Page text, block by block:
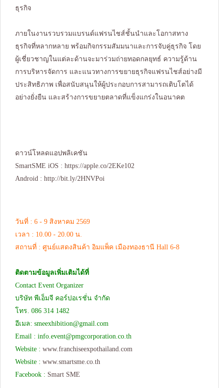
ธุรกิจ
ภายในงานรวบรวมแบรนด์แฟรนไชส์ชั้นนำและโอกาสทาง
ธุรกิจที่หลากหลาย พร้อมกิจกรรมสัมมนาและการจับคู่ธุรกิจ โดย
ผู้เชี่ยวชาญในแต่ละด้านจะมาร่วมถ่ายทอดกลยุทธ์ ความรู้ด้าน
การบริหารจัดการ และแนวทางการขยายธุรกิจแฟรนไชส์อย่างมี
ประสิทธิภาพ เพื่อสนับสนุนให้ผู้ประกอบการสามารถเติบโตได้
อย่างยั่งยืน และสร้างการขยายตลาดที่แข็งแกร่งในอนาคต
ดาวน์โหลดแอปพลิเคชัน
SmartSME iOS : https://apple.co/2EKe102
Android : http://bit.ly/2HNVPoi
วันที่ : 6 - 9 สิงหาคม 2569
เวลา : 10.00 - 20.00 น.
สถานที่ : ศูนย์แสดงสินค้า อิมแพ็ค เมืองทองธานี Hall 6-8
ติดตามข้อมูลเพิ่มเติมได้ที่
Contact Event Organizer
บริษัท พีเอ็มจี คอร์ปอเรชั่น จำกัด
โทร. 086 314 1482
อีเมล: smeexhibition@gmail.com
Email : info.event@pmgcorporation.co.th
Website : www.franchiseexpothailand.com
Website : www.smartsme.co.th
Facebook : Smart SME